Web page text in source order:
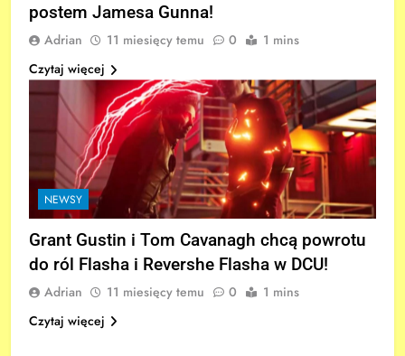
postem Jamesa Gunna!
Adrian 11 miesięcy temu 0
1 mins
Czytaj więcej
NEWSY
Grant Gustin i Tom Cavanagh chcą powrotu
do ról Flasha i Revershe Flasha w DCU!
Adrian 11 miesięcy temu 0
1 mins
Czytaj więcej